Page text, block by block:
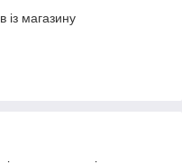
із магазину